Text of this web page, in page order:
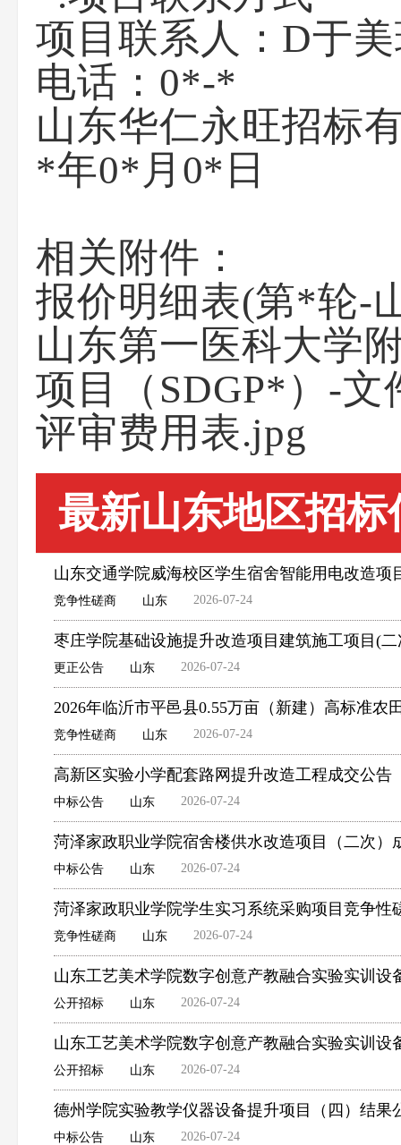
项目联系人： D于
电话： 0*-*
山东华仁永旺招标
*年0*月0*日
相关附件：
报价明细表(第*轮-
山东第一医科大学
项目（SDGP*）-文
评审费用表.jpg
最新山东地区招标
山东交通学院威海校区学生宿舍智能用电改造项
竞争性磋商 山东 2026-07-24
枣庄学院基础设施提升改造项目建筑施工项目(
更正公告 山东 2026-07-24
2026年临沂市平邑县0.55万亩（新建）高标准
竞争性磋商 山东 2026-07-24
高新区实验小学配套路网提升改造工程成交公告
中标公告 山东 2026-07-24
菏泽家政职业学院宿舍楼供水改造项目（二次）
中标公告 山东 2026-07-24
菏泽家政职业学院学生实习系统采购项目竞争性
竞争性磋商 山东 2026-07-24
山东工艺美术学院数字创意产教融合实验实训
公开招标 山东 2026-07-24
山东工艺美术学院数字创意产教融合实验实训
公开招标 山东 2026-07-24
德州学院实验教学仪器设备提升项目（四）结果
中标公告 山东 2026-07-24